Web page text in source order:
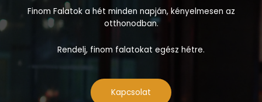
Finom Falatok a hét minden napján, kényelmesen az
otthonodban.
Rendelj, finom falatokat egész hétre.
Kapcsolat